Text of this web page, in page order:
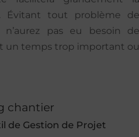
Évitant tout problème
pas eu besoin
un temps trop important
chantier
de Gestion de Projet